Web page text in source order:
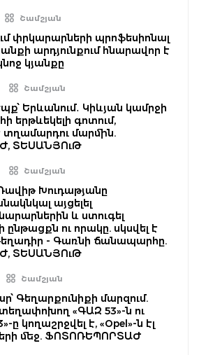
Շամշյան
փրկարարների պրոֆեսիոնալ
արդյունքում հնարավոր է
կյանքը
Շամշյան
Երևանում․ Կիևյան կամրջի
երթևեկելի գոտում,
տղամարդու մարմին.
ՏԵՍԱՆՅՈւԹ
Շամշյան
Խուդաթյանը
այցելել
և ստուգել
ու որակը. սկսվել է
- Գառնի ճանապարհը.
ՏԵՍԱՆՅՈւԹ
Շամշյան
Գեղարքունիքի մարզում.
«ԳԱԶ 53»-ն ու
ը կողաշրջվել է, «Opel»-ն էլ
մեջ. ՖՈՏՈՌԵՊՈՐՏԱԺ